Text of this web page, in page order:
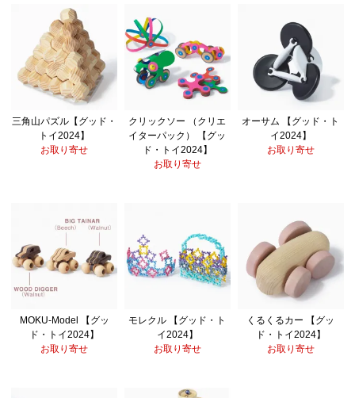
三角山パズル【グッド・
トイ2024】
お取り寄せ
クリックソー （クリエ
イターパック） 【グッ
ド・トイ2024】
お取り寄せ
オーサム 【グッド・ト
イ2024】
お取り寄せ
MOKU-Model 【グッ
ド・トイ2024】
お取り寄せ
モレクル 【グッド・ト
イ2024】
お取り寄せ
くるくるカー 【グッ
ド・トイ2024】
お取り寄せ